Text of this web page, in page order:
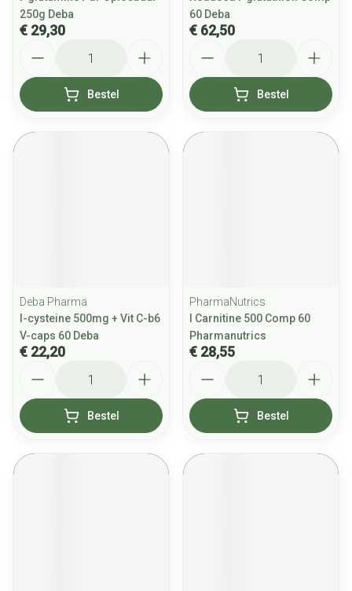
250g Deba
€ 29,30
Bestel
60 Deba
€ 62,50
Bestel
Deba Pharma
l-cysteine 500mg + Vit C-b6
V-caps 60 Deba
€ 22,20
Bestel
PharmaNutrics
l Carnitine 500 Comp 60
Pharmanutrics
€ 28,55
Bestel